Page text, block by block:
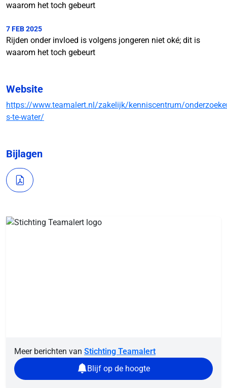
waarom het toch gebeurt
7 FEB 2025
Rijden onder invloed is volgens jongeren niet oké; dit is
waarom het toch gebeurt
Website
https://www.teamalert.nl/zakelijk/kenniscentrum/
s-te-water/
Bijlagen
Meer berichten van Stichting Teamalert
Blijf op de hoogte